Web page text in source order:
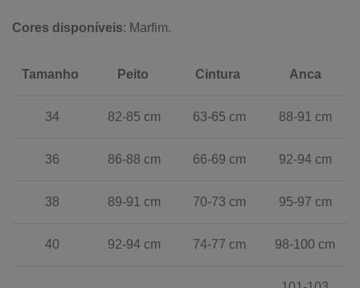
Cores disponíveis: Marfim.
Tamanho Peito Cintura Anca
34 82-85 cm 63-65 cm 88-91 cm
36 86-88 cm 66-69 cm 92-94 cm
38 89-91 cm 70-73 cm 95-97 cm
40 92-94 cm 74-77 cm 98-100 cm